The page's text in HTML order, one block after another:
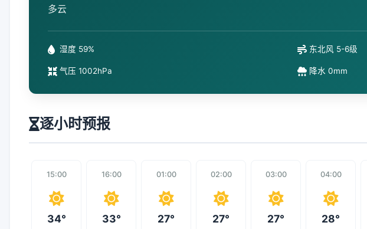
多云
湿度 59% 东北风 5-6级
气压 1002hPa 降水 0mm
逐小时预报
15:00
34°
16:00
33°
01:00
27°
02:00
27°
03:00
27°
04:00
28°